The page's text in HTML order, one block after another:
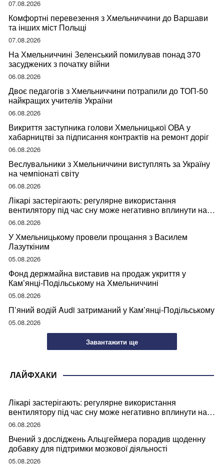
07.08.2026
Комфортні перевезення з Хмельниччини до Варшави
та інших міст Польщі
07.08.2026
На Хмельниччині Зеленський помилував понад 370
засуджених з початку війни
06.08.2026
Двоє педагогів з Хмельниччини потрапили до ТОП-50
найкращих учителів України
06.08.2026
Викриття заступника голови Хмельницької ОВА у
хабарництві за підписання контрактів на ремонт доріг
06.08.2026
Веслувальники з Хмельниччини виступлять за Україну
на чемпіонаті світу
06.08.2026
Лікарі застерігають: регулярне використання
вентилятору під час сну може негативно вплинути на
ваше здоров’я
06.08.2026
У Хмельницькому провели прощання з Василем
Лазуткіним
05.08.2026
Фонд держмайна виставив на продаж укриття у
Кам’янці-Подільському на Хмельниччині
05.08.2026
П’яний водій Audi затриманий у Кам’янці-Подільському
05.08.2026
Завантажити ще
ЛАЙФХАКИ
Лікарі застерігають: регулярне використання
вентилятору під час сну може негативно вплинути на
ваше здоров’я
06.08.2026
Вчений з досліджень Альцгеймера порадив щоденну
добавку для підтримки мозкової діяльності
05.08.2026